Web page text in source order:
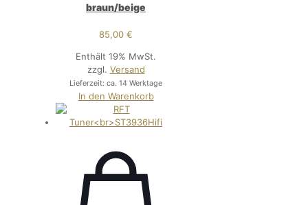
braun/beige
85,00€
Enthält 19% MwSt.
zzgl. Versand
Lieferzeit: ca. 14 Werktage
In den Warenkorb